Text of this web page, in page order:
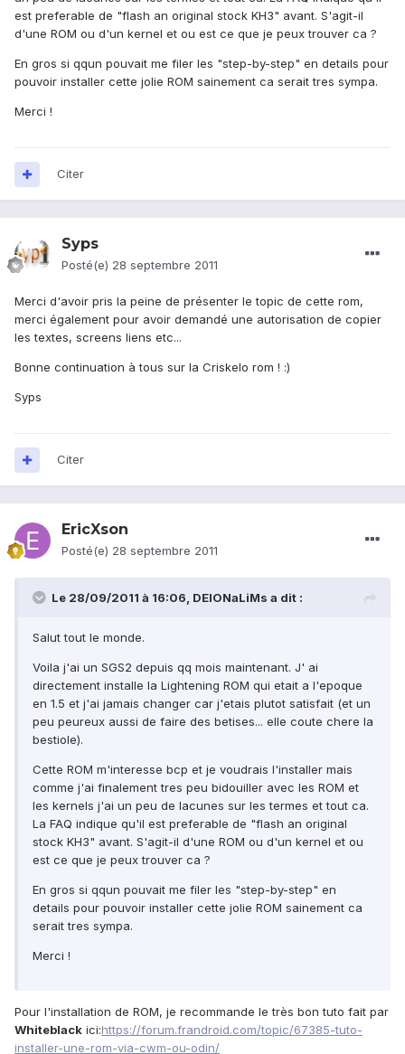
est preferable de "flash an original stock KH3" avant. S'agit-il
d'une ROM ou d'un kernel et ou est ce que je peux trouver ca ?
En gros si qqun pouvait me filer les "step-by-step" en details pour
pouvoir installer cette jolie ROM sainement ca serait tres sympa.
Merci !
Citer
Syps
Posté(e) 28 septembre 2011
Merci d'avoir pris la peine de présenter le topic de cette rom,
merci également pour avoir demandé une autorisation de copier
les textes, screens liens etc...
Bonne continuation à tous sur la Criskelo rom ! :)
Syps
Citer
EricXson
Posté(e) 28 septembre 2011
Le 28/09/2011 à 16:06, DEIONaLiMs a dit :
Salut tout le monde.
Voila j'ai un SGS2 depuis qq mois maintenant. J' ai
directement installe la Lightening ROM qui etait a l'epoque
en 1.5 et j'ai jamais changer car j'etais plutot satisfait (et un
peu peureux aussi de faire des betises... elle coute chere la
bestiole).
Cette ROM m'interesse bcp et je voudrais l'installer mais
comme j'ai finalement tres peu bidouiller avec les ROM et
les kernels j'ai un peu de lacunes sur les termes et tout ca.
La FAQ indique qu'il est preferable de "flash an original
stock KH3" avant. S'agit-il d'une ROM ou d'un kernel et ou
est ce que je peux trouver ca ?
En gros si qqun pouvait me filer les "step-by-step" en
details pour pouvoir installer cette jolie ROM sainement ca
serait tres sympa.
Merci !
Pour l'installation de ROM, je recommande le très bon tuto fait par
Whiteblack ici:https://forum.frandroid.com/topic/67385-tuto-
installer-une-rom-via-cwm-ou-odin/